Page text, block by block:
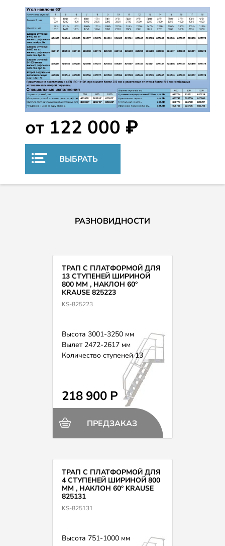
от 122 000 ₽
ВЫБРАТЬ
РАЗНОВИДНОСТИ
ТРАП С ПЛАТФОРМОЙ ДЛЯ
13 СТУПЕНЕЙ ШИРИНОЙ
800 ММ , НАКЛОН 60°
KRAUSE 825223
KS-825223
Высота 3001-3250 мм
Вылет 2472-2617 мм
Количество ступеней 13
218 900 Р
ПРЕДЗАКАЗ
ТРАП С ПЛАТФОРМОЙ ДЛЯ
4 СТУПЕНЕЙ ШИРИНОЙ 800
ММ , НАКЛОН 60° KRAUSE
825131
KS-825131
Высота 751-1000 мм